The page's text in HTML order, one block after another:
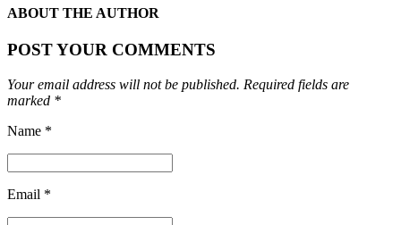
ABOUT THE AUTHOR
POST YOUR COMMENTS
Your email address will not be published. Required fields are
marked *
Name *
Email *